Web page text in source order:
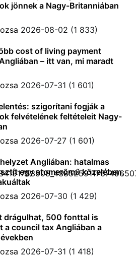
jönnek a Nagy-Britanniában
2026-08-02 (1 833)
cost of living payment
– itt van, mi maradt
2026-07-31 (1 601)
szigorítani fogják a
felvételének feltételeit Nagy-
2026-07-27 (1 601)
Angliában: hatalmas
egy atomerőmű közelében,
2026-07-30 (1 429)
drágulhat, 500 fonttal is
a council tax Angliában a
2026-07-31 (1 418)